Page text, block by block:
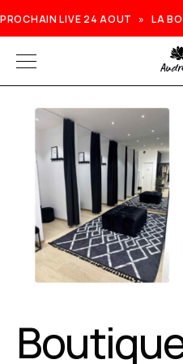
PROCHAIN LIVE 24 AOUT » LA
Prochain